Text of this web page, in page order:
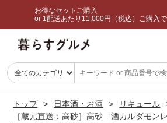
お得なセットご購入
or 1配送あたり11,000円（税込）ご購入で
トップ 日本酒・お酒
リキュール
［蔵元直送：高砂］高砂 酒カルダモン